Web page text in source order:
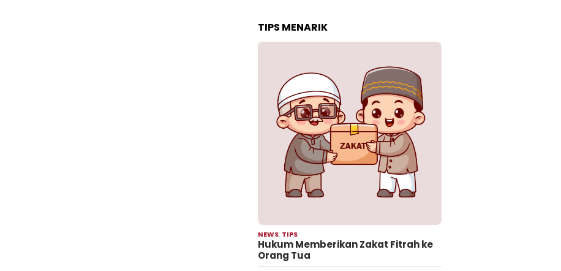
TIPS MENARIK
NEWS, TIPS
Hukum Memberikan Zakat Fitrah ke
Orang Tua